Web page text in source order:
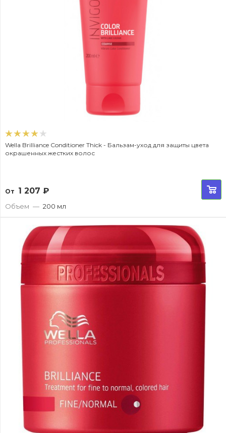
Wella Brilliance Conditioner Thick - Бальзам-уход для защиты цвета
окрашенных жестких волос
От 1 207 ₽
Объем — 200 мл